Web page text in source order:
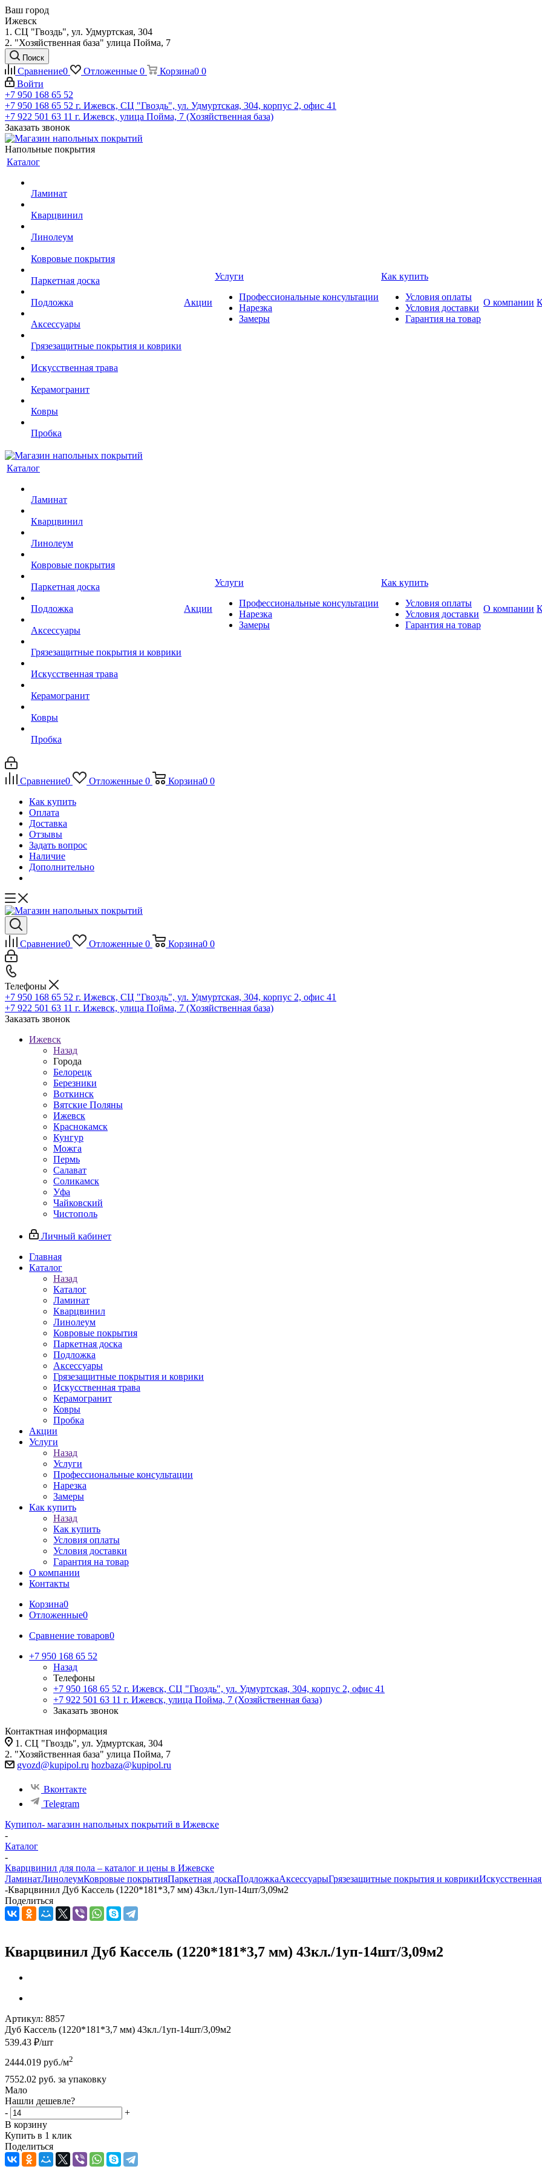
Ваш город
Ижевск
1. СЦ "Гвоздь", ул. Удмуртская, 304
2. "Хозяйственная база" улица Пойма, 7
Поиск
Сравнение0 Отложенные 0 Корзина0 0
Войти
+7 950 168 65 52
+7 950 168 65 52 г. Ижевск, СЦ "Гвоздь", ул. Удмуртская, 304, корпус 2, офис 41
+7 922 501 63 11 г. Ижевск, улица Пойма, 7 (Хозяйственная база)
Заказать звонок
Напольные покрытия
Каталог
Ламинат
Кварцвинил
Линолеум
Ковровые покрытия
Паркетная доска
Подложка
Аксессуары
Грязезащитные покрытия и коврики
Искусственная трава
Керамогранит
Ковры
Пробка
Акции
Услуги
Профессиональные консультации
Нарезка
Замеры
Как купить
Условия оплаты
Условия доставки
Гарантия на товар
О компании
Каталог
Ламинат
Кварцвинил
Линолеум
Ковровые покрытия
Паркетная доска
Подложка
Аксессуары
Грязезащитные покрытия и коврики
Искусственная трава
Керамогранит
Ковры
Пробка
Акции
Услуги
Профессиональные консультации
Нарезка
Замеры
Как купить
Условия оплаты
Условия доставки
Гарантия на товар
О компании
Сравнение0 Отложенные 0 Корзина0 0
Как купить
Оплата
Доставка
Отзывы
Задать вопрос
Наличие
Дополнительно
Сравнение0 Отложенные 0 Корзина0 0
Телефоны
+7 950 168 65 52 г. Ижевск, СЦ "Гвоздь", ул. Удмуртская, 304, корпус 2, офис 41
+7 922 501 63 11 г. Ижевск, улица Пойма, 7 (Хозяйственная база)
Заказать звонок
Ижевск
Назад
Города
Белорецк
Березники
Воткинск
Вятские Поляны
Ижевск
Краснокамск
Кунгур
Можга
Пермь
Салават
Соликамск
Уфа
Чайковский
Чистополь
Личный кабинет
Главная
Каталог
Назад
Каталог
Ламинат
Кварцвинил
Линолеум
Ковровые покрытия
Паркетная доска
Подложка
Аксессуары
Грязезащитные покрытия и коврики
Искусственная трава
Керамогранит
Ковры
Пробка
Акции
Услуги
Назад
Услуги
Профессиональные консультации
Нарезка
Замеры
Как купить
Назад
Как купить
Условия оплаты
Условия доставки
Гарантия на товар
О компании
Контакты
Корзина0
Отложенные0
Сравнение товаров0
+7 950 168 65 52
Назад
Телефоны
+7 950 168 65 52 г. Ижевск, СЦ "Гвоздь", ул. Удмуртская, 304, корпус 2, офис 41
+7 922 501 63 11 г. Ижевск, улица Пойма, 7 (Хозяйственная база)
Заказать звонок
Контактная информация
1. СЦ "Гвоздь", ул. Удмуртская, 304
2. "Хозяйственная база" улица Пойма, 7
gvozd@kupipol.ru hozbaza@kupipol.ru
Вконтакте
Telegram
Купипол- магазин напольных покрытий в Ижевске
-
Каталог
-
Кварцвинил для пола – каталог и цены в Ижевске
ЛаминатЛинолеумКовровые покрытияПаркетная доскаПодложкаАксессуарыГрязезащитные покрытия и коврикиИскусственная
-Кварцвинил Дуб Кассель (1220*181*3,7 мм) 43кл./1уп-14шт/3,09м2
Поделиться
Кварцвинил Дуб Кассель (1220*181*3,7 мм) 43кл./1уп-14шт/3,09м2
Артикул: 8857
Дуб Кассель (1220*181*3,7 мм) 43кл./1уп-14шт/3,09м2
539.43 ₽/шт
2444.019 руб./м2
7552.02 руб. за упаковку
Мало
Нашли дешевле?
-
+
В корзину
Купить в 1 клик
Поделиться